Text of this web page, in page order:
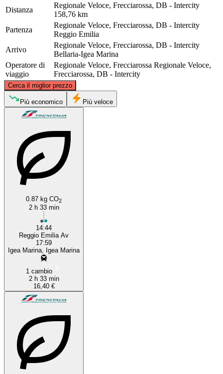
Distanza
Regionale Veloce, Frecciarossa, DB - Intercity
158,76 km
Partenza
Regionale Veloce, Frecciarossa, DB - Intercity
Reggio Emilia
Arrivo
Regionale Veloce, Frecciarossa, DB - Intercity
Bellaria-Igea Marina
Operatore di
viaggio
Regionale Veloce, Frecciarossa Regionale Veloce,
Frecciarossa, DB - Intercity
Cerca il miglior prezzo
Reggio Emilia
©CARTO, ©
Più economico Più veloce
0.87 kg CO2
2 h 33 min
14:44
Reggio Emilia Av
17:59
Igea Marina, Igea Marina
1 cambio
2 h 33 min
16,40 €